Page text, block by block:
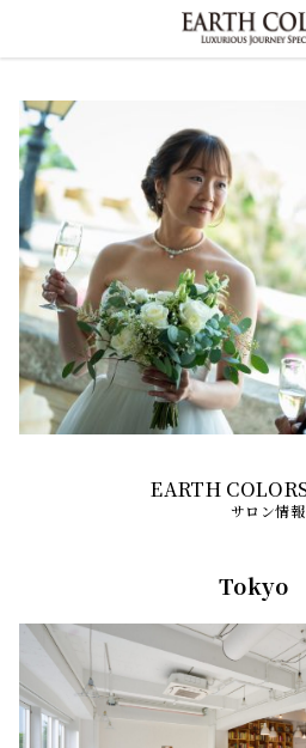
サロン情報
Tokyo